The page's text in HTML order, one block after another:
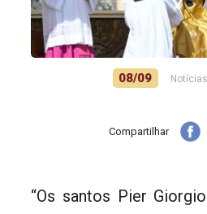
08/09
Compartilhar
“Os santos Pier